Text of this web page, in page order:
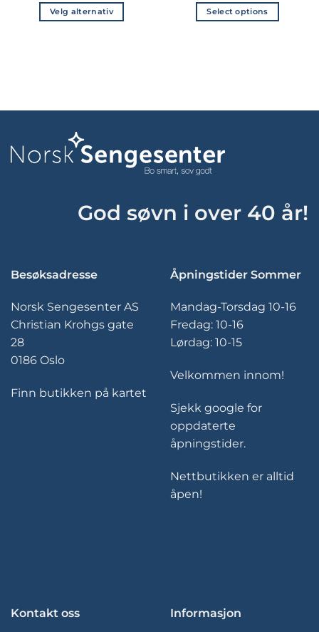
Velg alternativ
på
produktsiden
Select options
God søvn i over 40 år!
Besøksadresse
Norsk Sengesenter AS
Christian Krohgs gate
28
0186 Oslo
Finn butikken på kartet
Åpningstider Sommer
Mandag-Torsdag 10-16
Fredag: 10-16
Lørdag: 10-15
Velkommen innom!
Sjekk google for
oppdaterte
åpningstider.
Nettbutikken er alltid
åpen!
Kontakt oss Informasjon